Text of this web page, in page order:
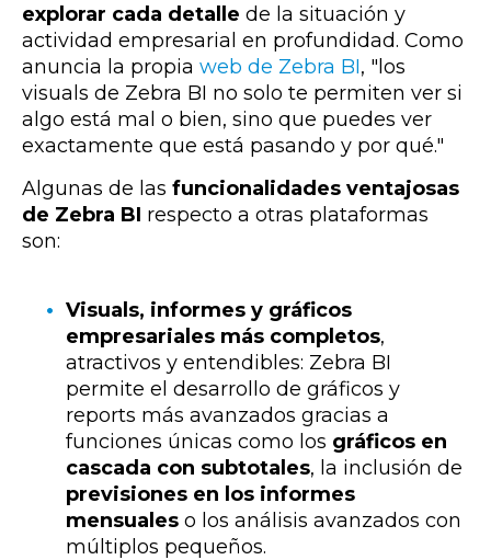
explorar cada detalle de la situación y
actividad empresarial en profundidad. Como
anuncia la propia web de Zebra BI, "los
visuals de Zebra BI no solo te permiten ver si
algo está mal o bien, sino que puedes ver
exactamente que está pasando y por qué."
Algunas de las funcionalidades ventajosas
de Zebra BI respecto a otras plataformas
son:
Visuals, informes y gráficos
empresariales más completos,
atractivos y entendibles: Zebra BI
permite el desarrollo de gráficos y
reports más avanzados gracias a
funciones únicas como los gráficos en
cascada con subtotales, la inclusión de
previsiones en los informes
mensuales o los análisis avanzados con
múltiplos pequeños.